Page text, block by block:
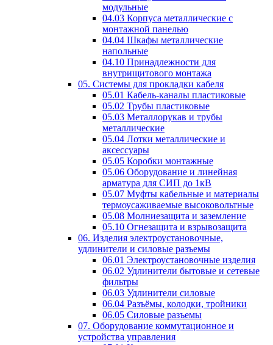
модульные
04.03 Корпуса металлические с
монтажной панелью
04.04 Шкафы металлические
напольные
04.10 Принадлежности для
внутрищитового монтажа
05. Системы для прокладки кабеля
05.01 Кабель-каналы пластиковые
05.02 Трубы пластиковые
05.03 Металлорукав и трубы
металлические
05.04 Лотки металлические и
аксессуары
05.05 Коробки монтажные
05.06 Оборудование и линейная
арматура для СИП до 1кВ
05.07 Муфты кабельные и материалы
термоусаживаемые высоковольтные
05.08 Молниезащита и заземление
05.10 Огнезащита и взрывозащита
06. Изделия электроустановочные,
удлинители и силовые разъемы
06.01 Электроустановочные изделия
06.02 Удлинители бытовые и сетевые
фильтры
06.03 Удлинители силовые
06.04 Разъёмы, колодки, тройники
06.05 Силовые разъемы
07. Оборудование коммутационное и
устройства управления